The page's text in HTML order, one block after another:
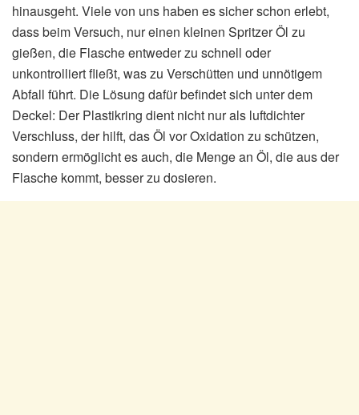
hinausgeht. Viele von uns haben es sicher schon erlebt,
dass beim Versuch, nur einen kleinen Spritzer Öl zu
gießen, die Flasche entweder zu schnell oder
unkontrolliert fließt, was zu Verschütten und unnötigem
Abfall führt. Die Lösung dafür befindet sich unter dem
Deckel: Der Plastikring dient nicht nur als luftdichter
Verschluss, der hilft, das Öl vor Oxidation zu schützen,
sondern ermöglicht es auch, die Menge an Öl, die aus der
Flasche kommt, besser zu dosieren.